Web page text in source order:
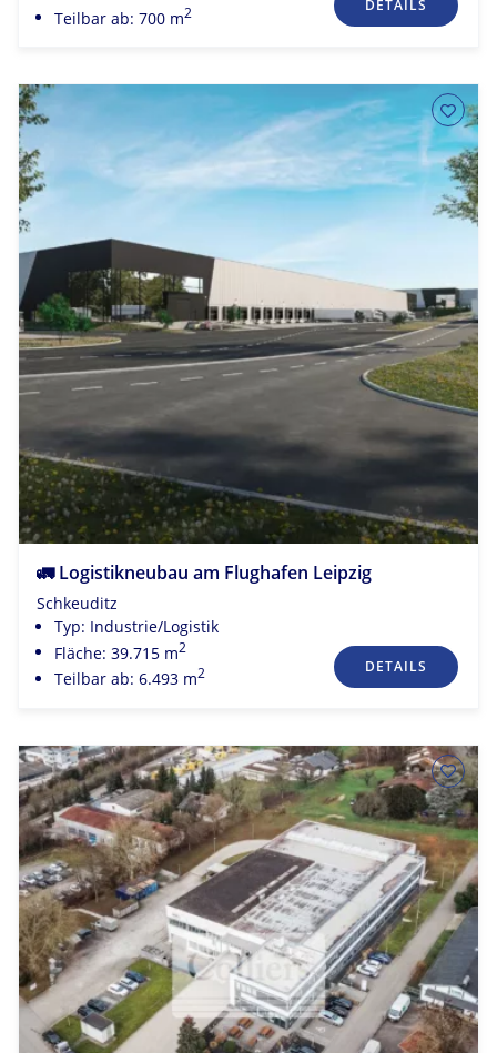
Teilbar ab: 700 m2 DETAILS
🚛 Logistikneubau am Flughafen Leipzig
Schkeuditz
Typ: Industrie/Logistik
Fläche: 39.715 m2
Teilbar ab: 6.493 m2 DETAILS